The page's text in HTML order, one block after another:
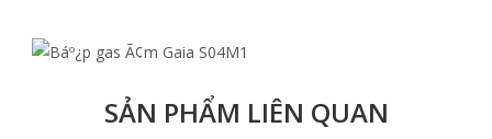
SẢN PHẨM LIÊN QUAN